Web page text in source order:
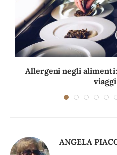
Allergeni negli
viaggi
ANGELA